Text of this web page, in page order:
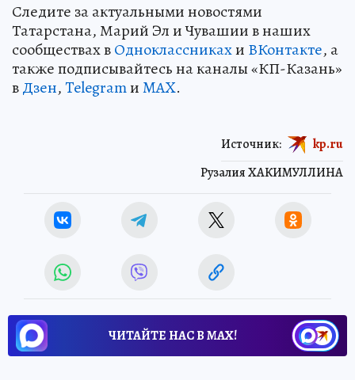
Следите за актуальными новостями
Татарстана, Марий Эл и Чувашии в наших
сообществах вОдноклассникахи ВКонтакте, а
также подписывайтесь на каналы «КП-Казань»
вДзен,TelegramиMAX.
Рузалия ХАКИМУЛЛИНА
Источник: kp.ru
ЧИТАЙТЕ НАС В МАХ!